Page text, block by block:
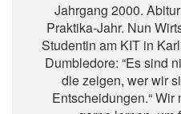
Jahrgang 2000.
Praktika-Jahr. Nun
Studentin am KIT in
Dumbledore: “Es sind
die zeigen, wer wir
Entscheidungen.“